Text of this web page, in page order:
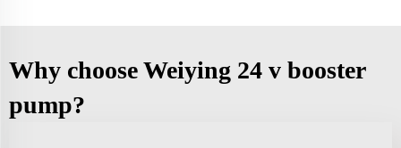
Why choose Weiying 24 v booster
pump?